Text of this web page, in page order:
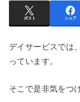
ポスト シェア
デイサービスでは
っています。
そこで是非気をつ